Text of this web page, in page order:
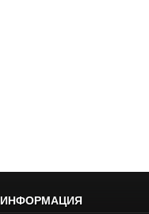
ИНФОРМАЦИЯ